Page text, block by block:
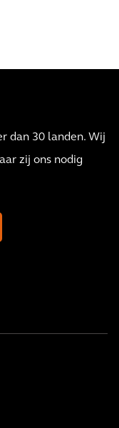
dan 30 landen. Wij
zij ons nodig